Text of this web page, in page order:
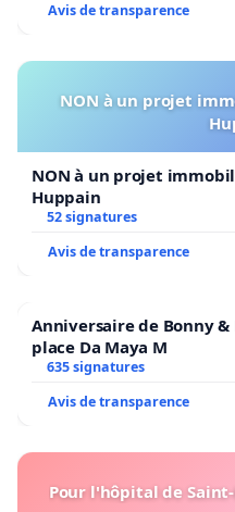
Avis de transparence
NON à un projet
NON à un projet
Huppain
52 signatures
Avis de transparence
Anniversaire de Bonny
place Da Maya M
635 signatures
Avis de transparence
Pour l'hôpital de